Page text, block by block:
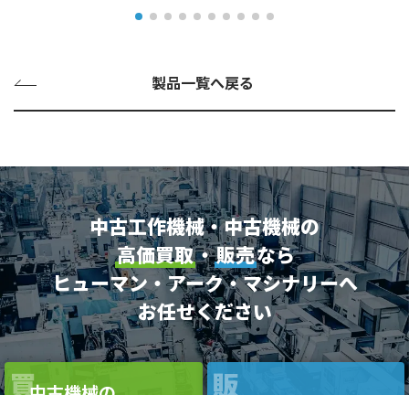
製品一覧へ戻る
中古工作機械・中古機械の
高価買取・販売なら
ヒューマン・アーク・マシナリーへ
お任せください
買 販